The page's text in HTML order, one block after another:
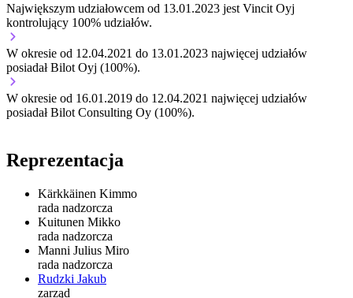
Największym udziałowcem od 13.01.2023 jest Vincit Oyj
kontrolujący 100% udziałów.
W okresie od 12.04.2021 do 13.01.2023 najwięcej udziałów
posiadał Bilot Oyj (100%).
W okresie od 16.01.2019 do 12.04.2021 najwięcej udziałów
posiadał Bilot Consulting Oy (100%).
Reprezentacja
Kärkkäinen Kimmo
rada nadzorcza
Kuitunen Mikko
rada nadzorcza
Manni Julius Miro
rada nadzorcza
Rudzki Jakub
zarząd